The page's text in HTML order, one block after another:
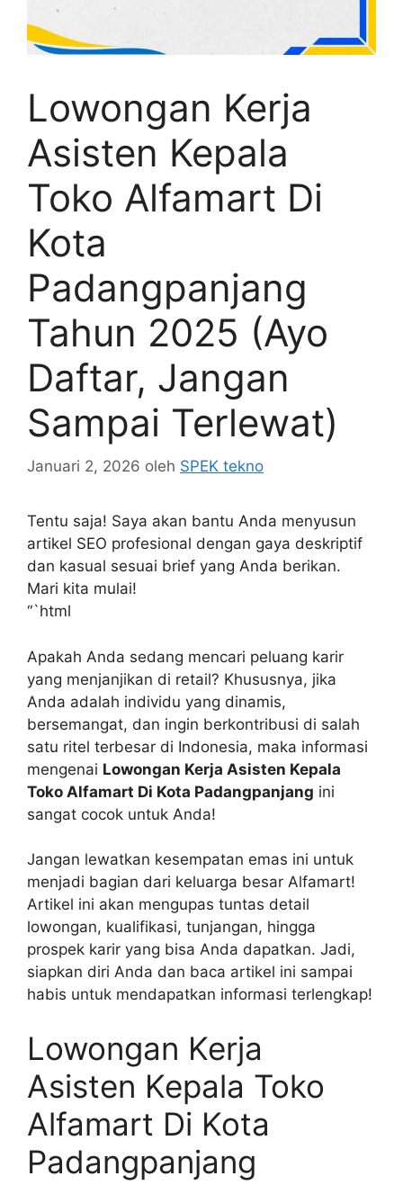
Lowongan Kerja
Asisten Kepala
Toko Alfamart Di
Kota
Padangpanjang
Tahun 2025 (Ayo
Daftar, Jangan
Sampai Terlewat)
Januari 2, 2026 oleh SPEK tekno
Tentu saja! Saya akan bantu Anda menyusun
artikel SEO profesional dengan gaya deskriptif
dan kasual sesuai brief yang Anda berikan.
Mari kita mulai!
“`html
Apakah Anda sedang mencari peluang karir
yang menjanjikan di retail? Khususnya, jika
Anda adalah individu yang dinamis,
bersemangat, dan ingin berkontribusi di salah
satu ritel terbesar di Indonesia, maka informasi
mengenai Lowongan Kerja Asisten Kepala
Toko Alfamart Di Kota Padangpanjang ini
sangat cocok untuk Anda!
Jangan lewatkan kesempatan emas ini untuk
menjadi bagian dari keluarga besar Alfamart!
Artikel ini akan mengupas tuntas detail
lowongan, kualifikasi, tunjangan, hingga
prospek karir yang bisa Anda dapatkan. Jadi,
siapkan diri Anda dan baca artikel ini sampai
habis untuk mendapatkan informasi terlengkap!
Lowongan Kerja
Asisten Kepala Toko
Alfamart Di Kota
Padangpanjang